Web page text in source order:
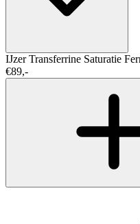
IJzerTransferrine Saturatie
€89,-